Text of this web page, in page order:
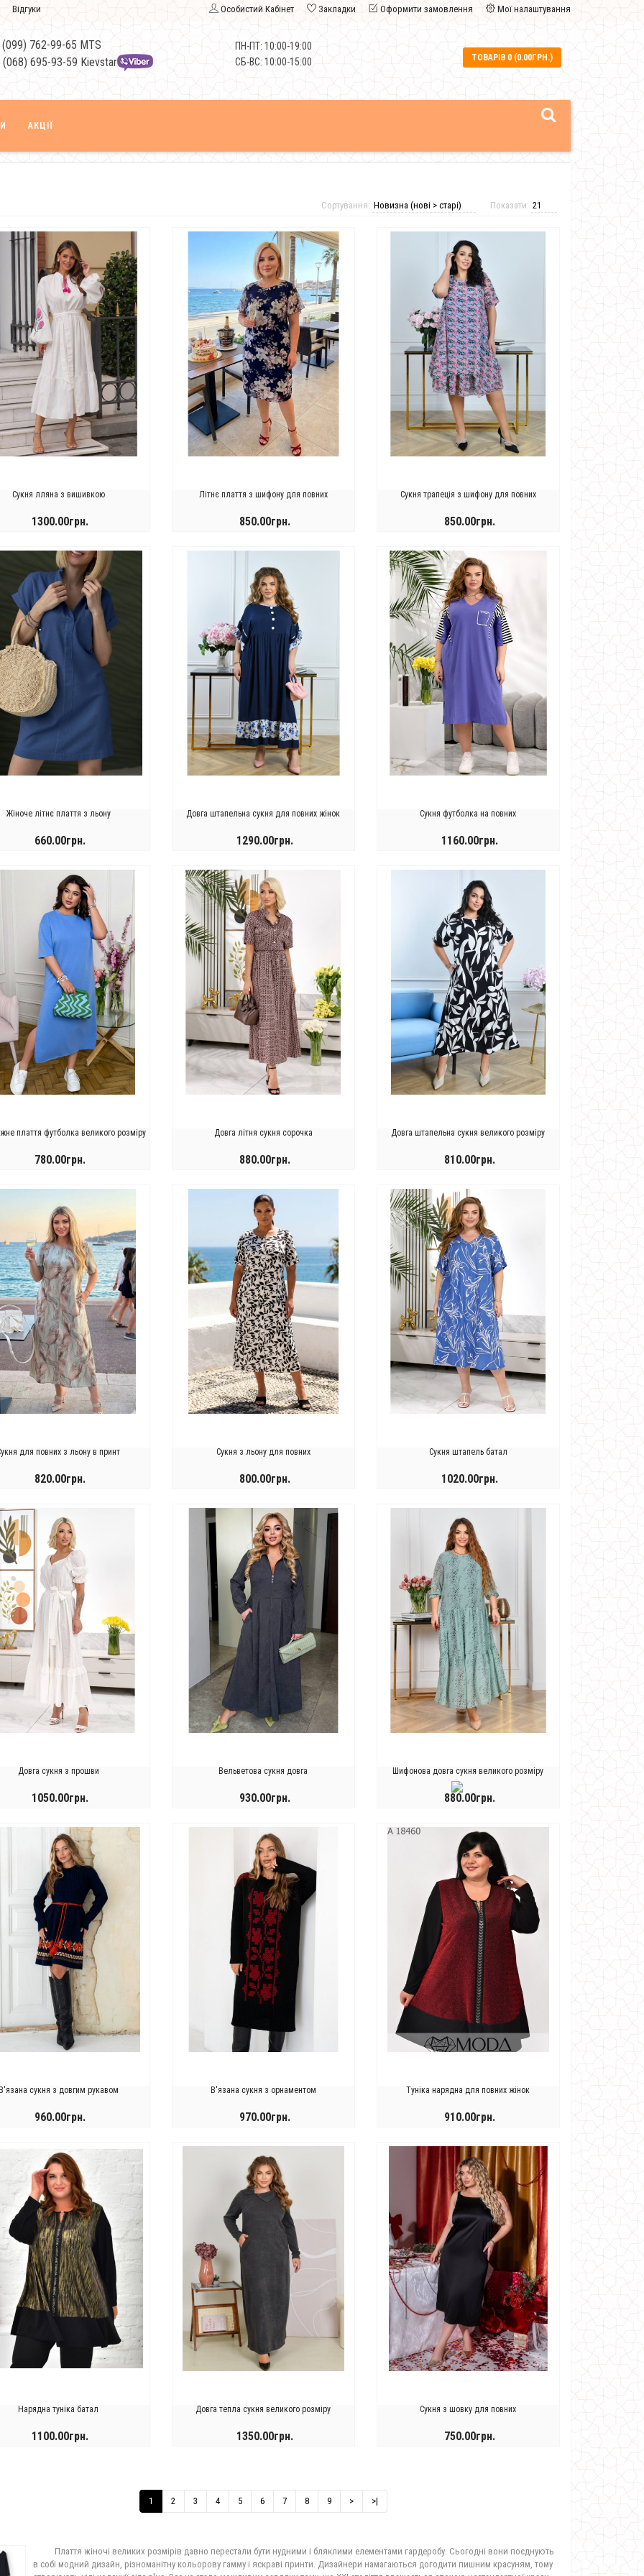
Відгуки
Особистий Кабінет Закладки Оформити замовлення Мої налаштування
762-99-65 MTS
(068) 695-93-59 Kievstar
ПН-ПТ: 10:00-19:00
СБ-ВС: 10:00-15:00
ТОВАРІВ 0 (0.00ГРН.)
АКЦІЇ
Показати:
Сортування:
Брючний
кімоно
1050.00грн.
Сукня лляна з вишивкою
1300.00грн.
КУПИТИ
Літнє плаття з шифону для повних
850.00грн.
КУПИТИ
Сукня трапеція з шифону для повних
850.00грн.
КУПИТИ
Жіноче літнє плаття з льону
660.00грн.
КУПИТИ
Довга штапельна сукня для повних жінок
1290.00грн.
КУПИТИ
Сукня футболка на повних
1160.00грн.
КУПИТИ
плаття футболка великого розміру
780.00грн.
КУПИТИ
Довга літня сукня сорочка
880.00грн.
КУПИТИ
Довга штапельна сукня великого розміру
810.00грн.
КУПИТИ
для повних з льону в принт
820.00грн.
КУПИТИ
Сукня з льону для повних
800.00грн.
КУПИТИ
Сукня штапель батал
1020.00грн.
КУПИТИ
Довга сукня з прошви
1050.00грн.
КУПИТИ
Вельветова сукня довга
930.00грн.
КУПИТИ
Шифонова довга сукня великого розміру
880.00грн.
КУПИТИ
В'язана сукня з довгим рукавом
960.00грн.
В'язана сукня з орнаментом
970.00грн.
КУПИТИ
Туніка нарядна для повних жінок
910.00грн.
КУПИТИ
Нарядна туніка батал
1100.00грн.
Довга тепла сукня великого розміру
1350.00грн.
Сукня з шовку для повних
750.00грн.
1 2 3 4 5 6 7 8 9 > >|
Плаття жіночі великих розмірів давно перестали бути нудними і бляклими елементами гардеробу. Сьогодні вони поєднують
в собі модний дизайн, різноманітну кольорову гамму і яскраві принти. Дизайнери намагаються догодити пишним красуням, тому